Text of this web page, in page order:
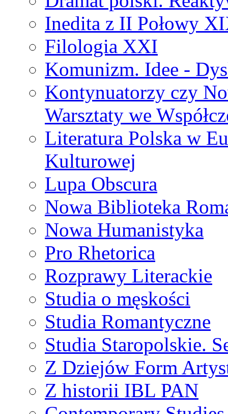
Inedita z II Połowy
Filologia XXI
Komunizm. Idee -
Kontynuatorzy czy
Warsztaty we
Literatura Polska w
Kulturowej
Lupa Obscura
Nowa Biblioteka
Nowa Humanistyka
Pro Rhetorica
Rozprawy Literackie
Studia o męskości
Studia Romantyczne
Studia Staropolskie.
Z Dziejów Form
Z historii IBL PAN